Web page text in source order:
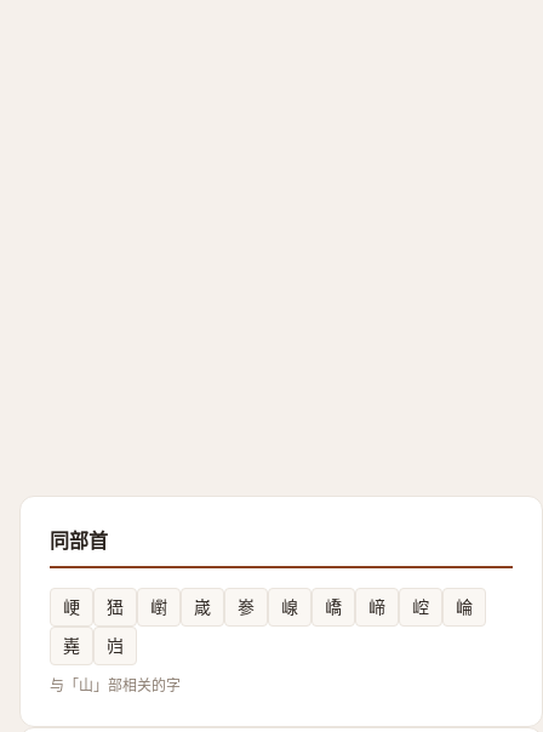
同部首
峺 峱 㠚 嵅 㟥 㟫 嶠 崹 崆
崘
嶤
岿
与「山」部相关的字